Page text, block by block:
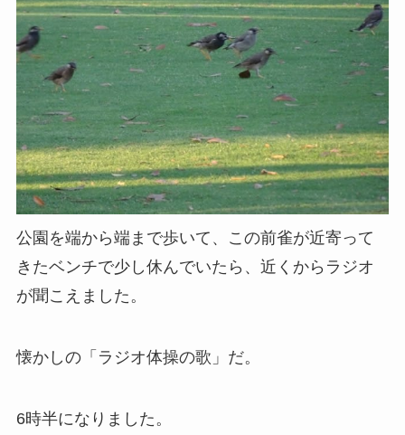
公園を端から端まで歩いて、この前雀が近寄って
きたベンチで少し休んでいたら、近くからラジオ
が聞こえました。
懐かしの「ラジオ体操の歌」だ。
6時半になりました。